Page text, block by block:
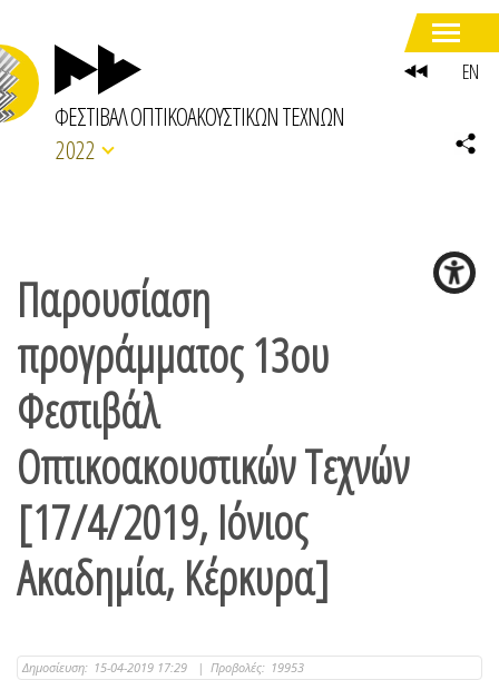
ΦΕΣΤΙΒΑΛ ΟΠΤΙΚΟΑΚΟΥΣΤΙΚΩΝ ΤΕΧΝΩΝ
2022
Παρουσίαση
προγράμματος 13ου
Φεστιβάλ
Οπτικοακουστικών Τεχνών
[17/4/2019, Ιόνιος
Ακαδημία, Κέρκυρα]
Δημοσίευση: 15-04-2019 17:29 | Προβολές: 19953
EN